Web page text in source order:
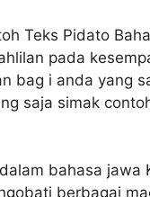
Teks Pidato
pada
bag i anda yang
saja simak
bahasa jawa
berbagai